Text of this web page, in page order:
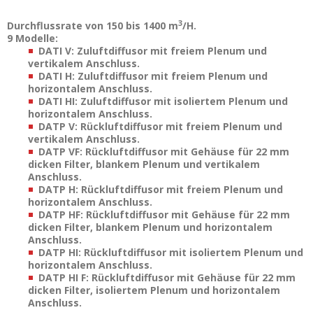
Durchflussrate von 150 bis 1400 m3/H.
9 Modelle:
DATI V: Zuluftdiffusor mit freiem Plenum und
vertikalem Anschluss.
DATI H: Zuluftdiffusor mit freiem Plenum und
horizontalem Anschluss.
DATI HI: Zuluftdiffusor mit isoliertem Plenum und
horizontalem Anschluss.
DATP V: Rückluftdiffusor mit freiem Plenum und
vertikalem Anschluss.
DATP VF: Rückluftdiffusor mit Gehäuse für 22 mm
dicken Filter, blankem Plenum und vertikalem
Anschluss.
DATP H: Rückluftdiffusor mit freiem Plenum und
horizontalem Anschluss.
DATP HF: Rückluftdiffusor mit Gehäuse für 22 mm
dicken Filter, blankem Plenum und horizontalem
Anschluss.
DATP HI: Rückluftdiffusor mit isoliertem Plenum und
horizontalem Anschluss.
DATP HI F: Rückluftdiffusor mit Gehäuse für 22 mm
dicken Filter, isoliertem Plenum und horizontalem
Anschluss.